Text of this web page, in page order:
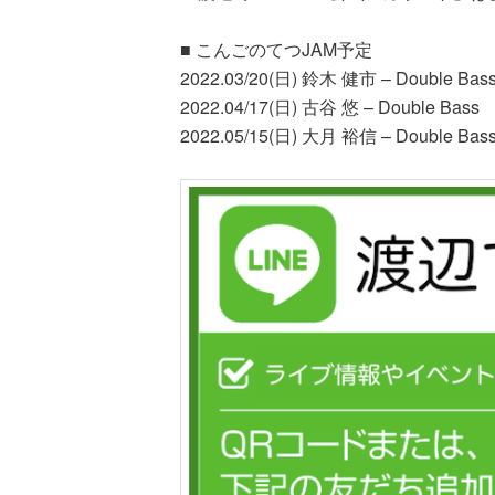
■ こんごのてつJAM予定
2022.03/20(日) 鈴木 健市 – Double
2022.04/17(日) 古谷 悠 – Double Bass
2022.05/15(日) 大月 裕信 – Double